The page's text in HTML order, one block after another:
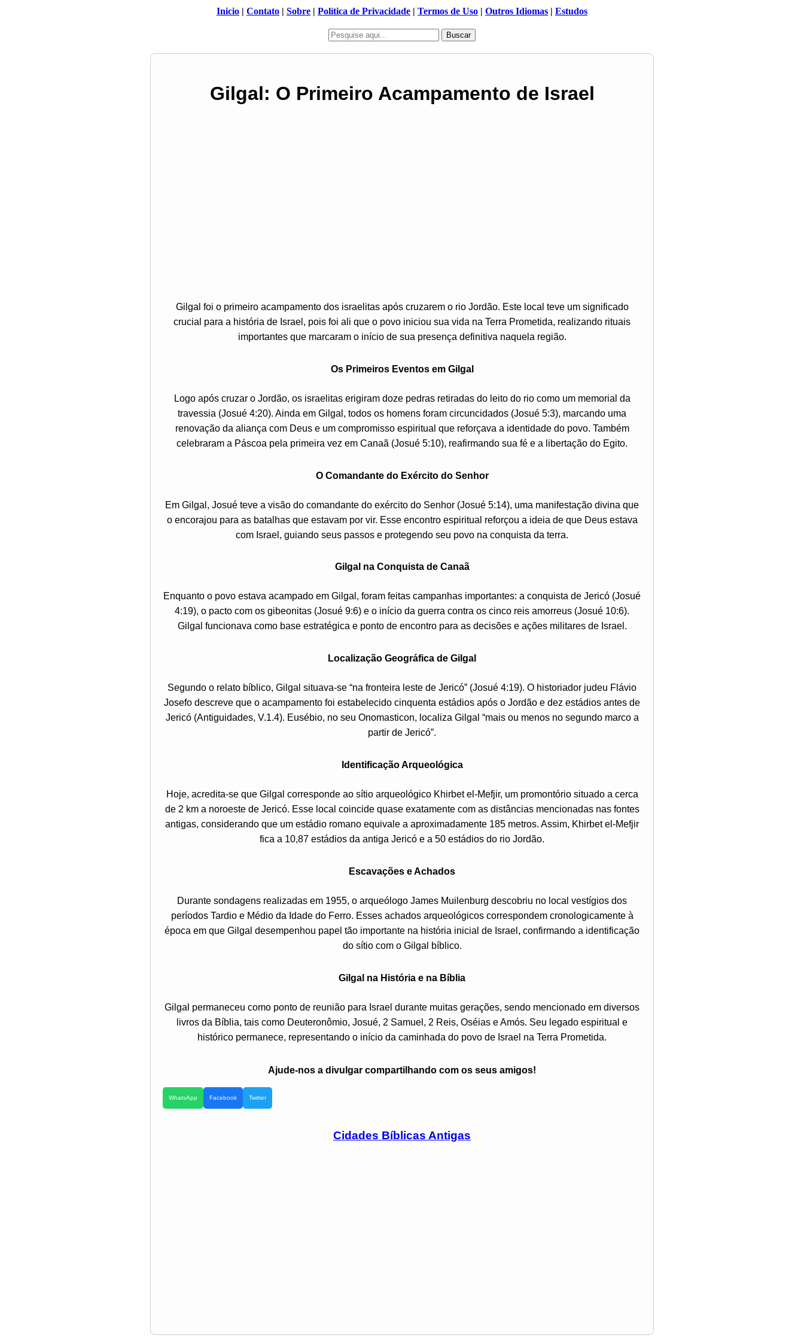
Inicio | Contato | Sobre | Política de Privacidade | Termos de Uso | Outros Idiomas | Estudos
Buscar
Gilgal: O Primeiro Acampamento de Israel
Gilgal foi o primeiro acampamento dos israelitas após cruzarem o rio Jordão. Este local teve um significado
crucial para a história de Israel, pois foi ali que o povo iniciou sua vida na Terra Prometida, realizando rituais
importantes que marcaram o início de sua presença definitiva naquela região.
Os Primeiros Eventos em Gilgal
Logo após cruzar o Jordão, os israelitas erigiram doze pedras retiradas do leito do rio como um memorial da
travessia (Josué 4:20). Ainda em Gilgal, todos os homens foram circuncidados (Josué 5:3), marcando uma
renovação da aliança com Deus e um compromisso espiritual que reforçava a identidade do povo. Também
celebraram a Páscoa pela primeira vez em Canaã (Josué 5:10), reafirmando sua fé e a libertação do Egito.
O Comandante do Exército do Senhor
Em Gilgal, Josué teve a visão do comandante do exército do Senhor (Josué 5:14), uma manifestação divina que
o encorajou para as batalhas que estavam por vir. Esse encontro espiritual reforçou a ideia de que Deus estava
com Israel, guiando seus passos e protegendo seu povo na conquista da terra.
Gilgal na Conquista de Canaã
Enquanto o povo estava acampado em Gilgal, foram feitas campanhas importantes: a conquista de Jericó (Josué
4:19), o pacto com os gibeonitas (Josué 9:6) e o início da guerra contra os cinco reis amorreus (Josué 10:6).
Gilgal funcionava como base estratégica e ponto de encontro para as decisões e ações militares de Israel.
Localização Geográfica de Gilgal
Segundo o relato bíblico, Gilgal situava-se “na fronteira leste de Jericó” (Josué 4:19). O historiador judeu Flávio
Josefo descreve que o acampamento foi estabelecido cinquenta estádios após o Jordão e dez estádios antes de
Jericó (Antiguidades, V.1.4). Eusébio, no seu Onomasticon, localiza Gilgal “mais ou menos no segundo marco a
partir de Jericó”.
Identificação Arqueológica
Hoje, acredita-se que Gilgal corresponde ao sítio arqueológico Khirbet el-Mefjir, um promontório situado a cerca
de 2 km a noroeste de Jericó. Esse local coincide quase exatamente com as distâncias mencionadas nas fontes
antigas, considerando que um estádio romano equivale a aproximadamente 185 metros. Assim, Khirbet el-Mefjir
fica a 10,87 estádios da antiga Jericó e a 50 estádios do rio Jordão.
Escavações e Achados
Durante sondagens realizadas em 1955, o arqueólogo James Muilenburg descobriu no local vestígios dos
períodos Tardio e Médio da Idade do Ferro. Esses achados arqueológicos correspondem cronologicamente à
época em que Gilgal desempenhou papel tão importante na história inicial de Israel, confirmando a identificação
do sítio com o Gilgal bíblico.
Gilgal na História e na Bíblia
Gilgal permaneceu como ponto de reunião para Israel durante muitas gerações, sendo mencionado em diversos
livros da Bíblia, tais como Deuteronômio, Josué, 2 Samuel, 2 Reis, Oséias e Amós. Seu legado espiritual e
histórico permanece, representando o início da caminhada do povo de Israel na Terra Prometida.
Ajude-nos a divulgar compartilhando com os seus amigos!
WhatsApp Facebook Twitter
Cidades Bíblicas Antigas